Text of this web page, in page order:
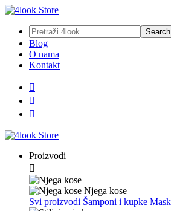
Blog
O nama
Kontakt



Proizvodi

Njega kose
Svi proizvodi Šamponi i kupke